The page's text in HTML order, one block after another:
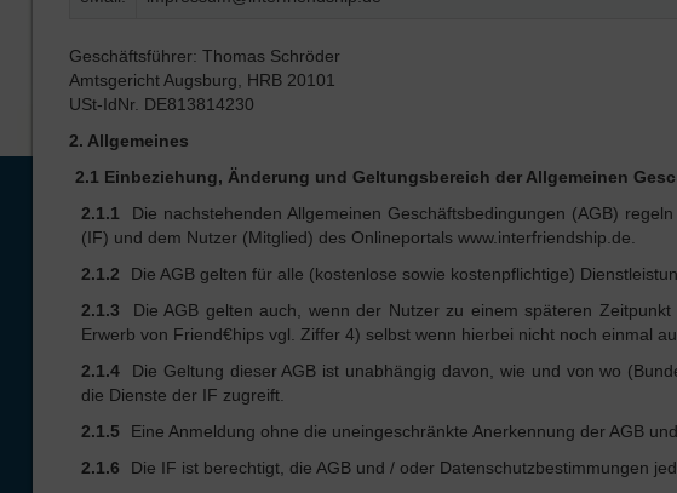
Geschäftsführer: Thomas Schröder
Amtsgericht Augsburg, HRB 20101
USt-IdNr. DE813814230
2. Allgemeines
2.1 Einbeziehung, Änderung und Geltungsbereich der Allgemeinen
2.1.1
Die nachstehenden Allgemeinen Geschäftsbedingungen (AGB)
(IF) und dem Nutzer (Mitglied) des Onlineportals www.interfriendship.de.
2.1.2
Die AGB gelten für alle (kostenlose sowie kostenpflichtige)
2.1.3
Die AGB gelten auch, wenn der Nutzer zu einem späteren
Erwerb von Friend€hips vgl. Ziffer 4) selbst wenn hierbei nicht noch einmal
2.1.4
Die Geltung dieser AGB ist unabhängig davon, wie und von wo
die Dienste der IF zugreift.
2.1.5
Eine Anmeldung ohne die uneingeschränkte Anerkennung der AGB
2.1.6
Die IF ist berechtigt, die AGB und / oder Datenschutzbestimmungen